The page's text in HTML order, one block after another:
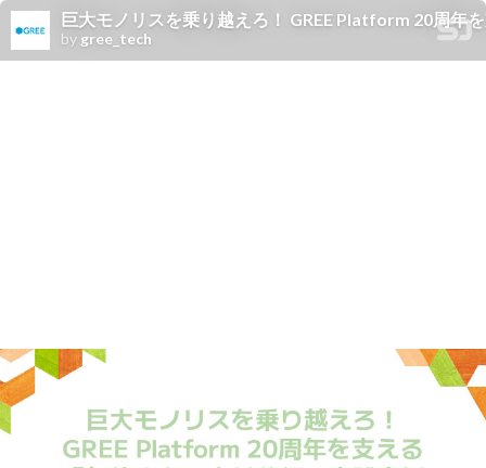
巨大モノリスを乗り越えろ！ GREE Platform 20周年
by gree_tech